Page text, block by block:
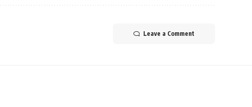
Leave a Comment